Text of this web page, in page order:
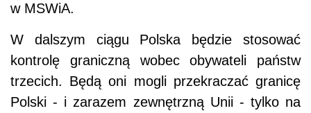
w MSWiA.
W dalszym ciągu Polska będzie stosować
kontrolę graniczną wobec obywateli państw
trzecich. Będą oni mogli przekraczać granicę
Polski - i zarazem zewnętrzną Unii - tylko na